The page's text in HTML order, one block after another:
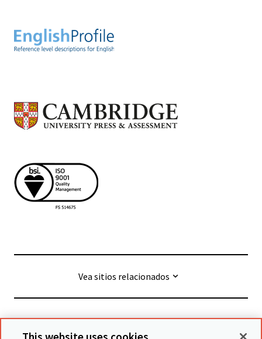
Vea sitios relacionados
© Cambridge University Press & Assessment